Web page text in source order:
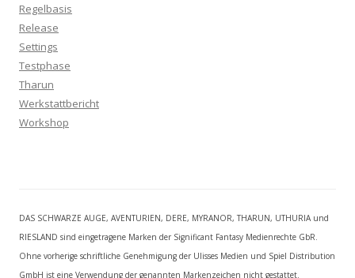
Regelbasis
Release
Settings
Testphase
Tharun
Werkstattbericht
Workshop
DAS SCHWARZE AUGE, AVENTURIEN, DERE, MYRANOR, THARUN, UTHURIA und
RIESLAND sind eingetragene Marken der Significant Fantasy Medienrechte GbR.
Ohne vorherige schriftliche Genehmigung der Ulisses Medien und Spiel Distribution
GmbH ist eine Verwendung der genannten Markenzeichen nicht gestattet.